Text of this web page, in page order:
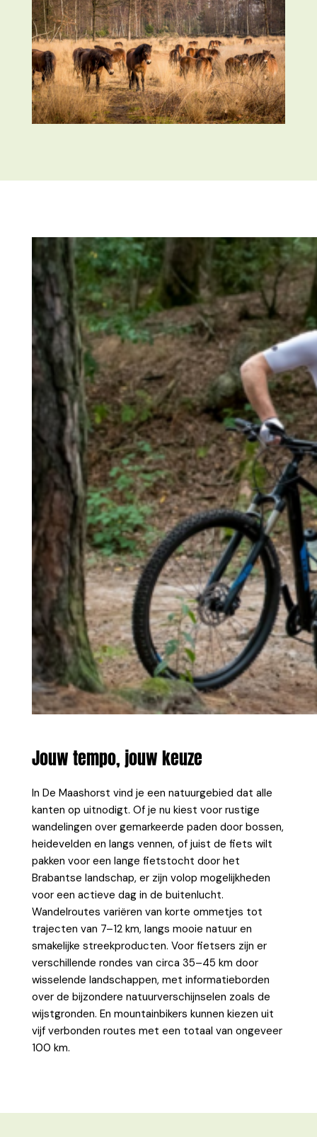
Jouw tempo, jouw keuze
In De Maashorst vind je een natuurgebied dat alle
kanten op uitnodigt. Of je nu kiest voor rustige
wandelingen over gemarkeerde paden door bossen,
heidevelden en langs vennen, of juist de fiets wilt
pakken voor een lange fietstocht door het
Brabantse landschap, er zijn volop mogelijkheden
voor een actieve dag in de buitenlucht.
Wandelroutes variëren van korte ommetjes tot
trajecten van 7–12 km, langs mooie natuur en
smakelijke streekproducten. Voor fietsers zijn er
verschillende rondes van circa 35–45 km door
wisselende landschappen, met informatieborden
over de bijzondere natuurverschijnselen zoals de
wijstgronden. En mountainbikers kunnen kiezen uit
vijf verbonden routes met een totaal van ongeveer
100 km.